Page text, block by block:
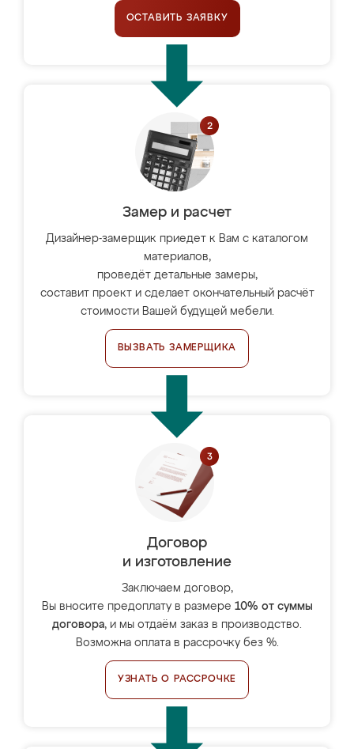
ОСТАВИТЬ ЗАЯВКУ
Замер и расчет
Дизайнер-замерщик приедет к Вам с каталогом
материалов,
проведёт детальные замеры,
составит проект и сделает окончательный расчёт
стоимости Вашей будущей мебели.
ВЫЗВАТЬ ЗАМЕРЩИКА
Договор
и изготовление
Заключаем договор,
Вы вносите предоплату в размере 10% от суммы
договора, и мы отдаём заказ в производство.
Возможна оплата в рассрочку без %.
УЗНАТЬ О РАССРОЧКЕ